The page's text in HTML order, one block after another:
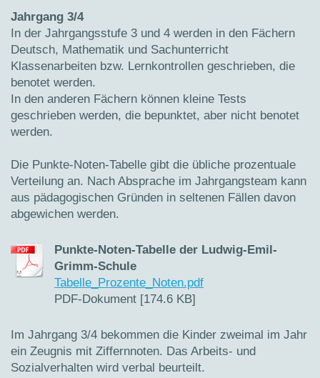
Jahrgang 3/4
In der Jahrgangsstufe 3 und 4 werden in den Fächern
Deutsch, Mathematik und Sachunterricht
Klassenarbeiten bzw. Lernkontrollen geschrieben, die
benotet werden.
In den anderen Fächern können kleine Tests
geschrieben werden, die bepunktet, aber nicht benotet
werden.
Die Punkte-Noten-Tabelle gibt die übliche prozentuale
Verteilung an. Nach Absprache im Jahrgangsteam kann
aus pädagogischen Gründen in seltenen Fällen davon
abgewichen werden.
Punkte-Noten-Tabelle der Ludwig-Emil-
Grimm-Schule
Tabelle_Prozente_Noten.pdf
PDF-Dokument [174.6 KB]
Im Jahrgang 3/4 bekommen die Kinder zweimal im Jahr
ein Zeugnis mit Ziffernnoten. Das Arbeits- und
Sozialverhalten wird verbal beurteilt.